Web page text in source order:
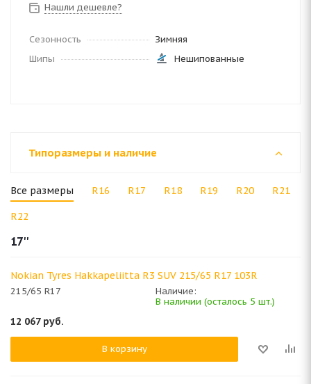
Нашли дешевле?
Сезонность
Зимняя
Шипы
Нешипованные
Типоразмеры и наличие
Все размеры R16 R17 R18 R19 R20 R21
R22
17''
Nokian Tyres Hakkapeliitta R3 SUV 215/65 R17 103R
215/65 R17
Наличие:
В наличии (осталось 5 шт.)
12 067руб.
В корзину